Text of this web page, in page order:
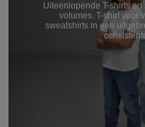
Uiteenlopende T-shirts
volumes. T-shirt voor
sweatshirts in een